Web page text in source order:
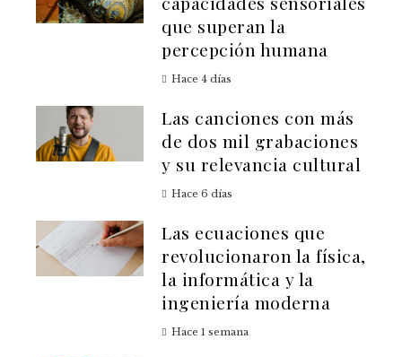
que superan la
percepción humana
Hace 4 días
Las canciones con más
de dos mil grabaciones
y su relevancia cultural
Hace 6 días
Las ecuaciones que
revolucionaron la física,
la informática y la
ingeniería moderna
Hace 1 semana